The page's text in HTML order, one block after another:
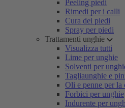
Peeling piedi
Rimedi per i calli
Cura dei piedi
Spray per piedi
Trattamenti unghie
Visualizza tutti
Lime per unghie
Solventi per
Tagliaunghie e
Oli e penne per la
Forbici per unghie
Indurente per